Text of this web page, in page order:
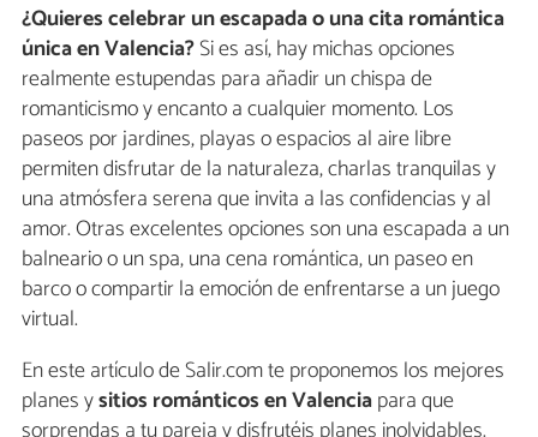
¿Quieres celebrar un escapada o una cita romántica
única en Valencia?Si es así, hay michas opciones
realmente estupendas para añadir un chispa de
romanticismo y encanto a cualquier momento. Los
paseos por jardines, playas o espacios al aire libre
permiten disfrutar de la naturaleza, charlas tranquilas y
una atmósfera serena que invita a las confidencias y al
amor. Otras excelentes opciones son una escapada a un
balneario o un spa, una cena romántica, un paseo en
barco o compartir la emoción de enfrentarse a un juego
virtual.
En este artículo de Salir.com te proponemos los mejores
planes ysitios románticos en Valenciapara que